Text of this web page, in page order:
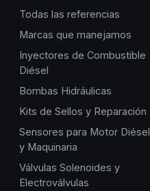
Todas las referencias
Marcas que manejamos
Inyectores de Combustible
Diésel
Bombas Hidráulicas
Kits de Sellos y Reparación
Sensores para Motor Diésel
y Maquinaria
Válvulas Solenoides y
Electroválvulas